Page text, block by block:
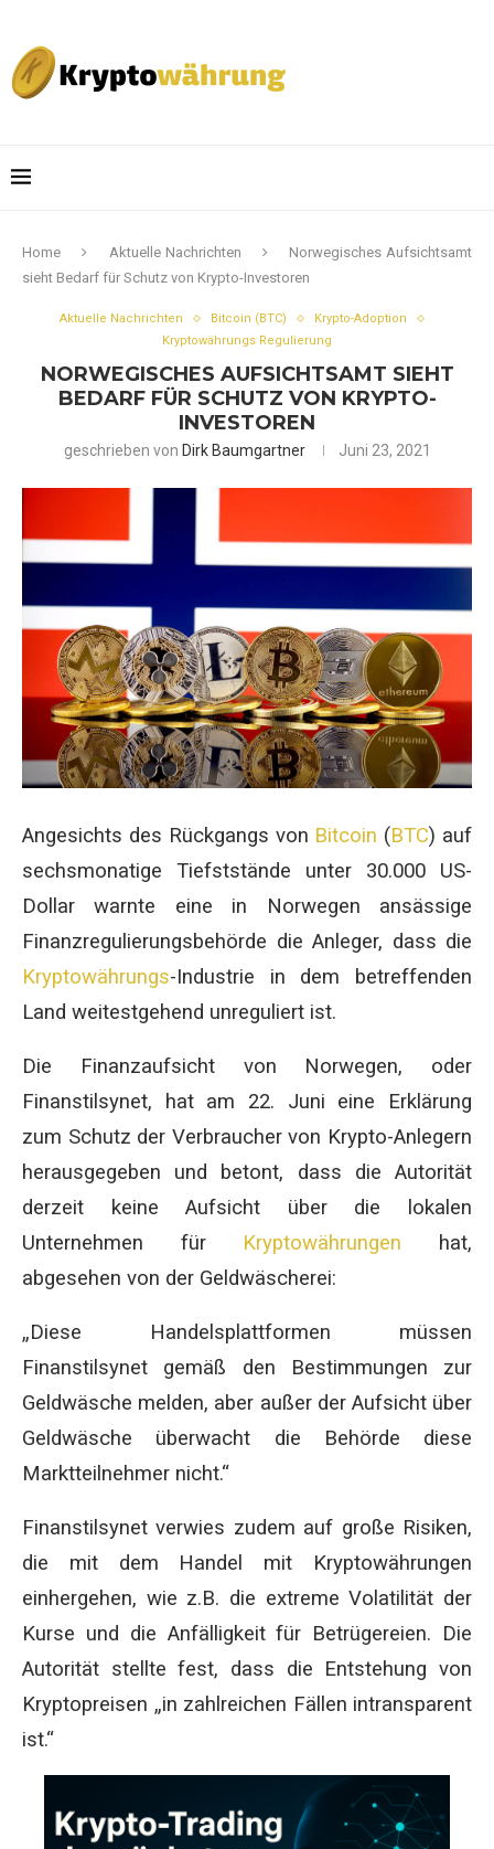
Home Aktuelle Nachrichten
Norwegisches Aufsichtsamt
sieht Bedarf für Schutz von Krypto-Investoren
Aktuelle Nachrichten Bitcoin (BTC)
Krypto-Adoption
Kryptowährungs Regulierung
NORWEGISCHES AUFSICHTSAMT SIEHT
BEDARF FÜR SCHUTZ VON KRYPTO-
INVESTOREN
geschrieben von Dirk Baumgartner Juni 23, 2021
Angesichts des Rückgangs von Bitcoin (BTC) auf
sechsmonatige Tiefststände unter 30.000 US-
Dollar warnte eine in Norwegen ansässige
Finanzregulierungsbehörde die Anleger, dass die
Kryptowährungs-Industrie in dem betreffenden
Land weitestgehend unreguliert ist.
Die Finanzaufsicht von Norwegen, oder
Finanstilsynet, hat am 22. Juni eine Erklärung
zum Schutz der Verbraucher von Krypto-Anlegern
herausgegeben und betont, dass die Autorität
derzeit keine Aufsicht über die lokalen
Unternehmen für Kryptowährungen hat,
abgesehen von der Geldwäscherei:
„Diese Handelsplattformen müssen
Finanstilsynet gemäß den Bestimmungen zur
Geldwäsche melden, aber außer der Aufsicht über
Geldwäsche überwacht die Behörde diese
Marktteilnehmer nicht.“
Finanstilsynet verwies zudem auf große Risiken,
die mit dem Handel mit Kryptowährungen
einhergehen, wie z.B. die extreme Volatilität der
Kurse und die Anfälligkeit für Betrügereien. Die
Autorität stellte fest, dass die Entstehung von
Kryptopreisen „in zahlreichen Fällen intransparent
ist.“